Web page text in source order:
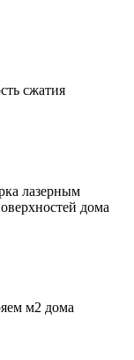
сжатия
лазерным
дома
м2 дома